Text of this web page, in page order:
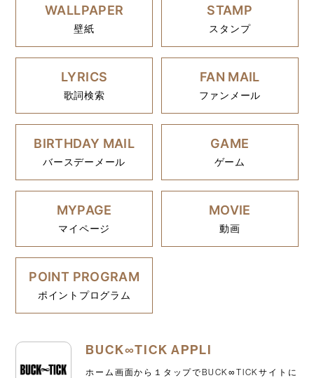
WALLPAPER
壁紙
STAMP
スタンプ
LYRICS
歌詞検索
FAN MAIL
ファンメール
BIRTHDAY MAIL
バースデーメール
GAME
ゲーム
MYPAGE
マイページ
MOVIE
動画
POINT PROGRAM
ポイントプログラム
BUCK∞TICK APPLI
ホーム画面から１タップでBUCK∞TICKサイトに